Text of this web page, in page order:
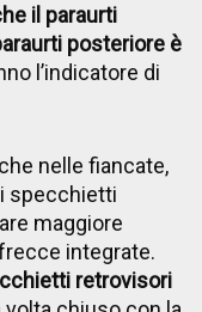
il paraurti
posteriore è
l’indicatore di
nelle fiancate,
specchietti
maggiore
integrate.
retrovisori